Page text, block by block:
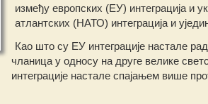
између европских (ЕУ) интеграција и
атлантских (НАТО) интеграција и
Као што су ЕУ интеграције настале
чланица у односу на друге велике
интеграције настале спајањем више